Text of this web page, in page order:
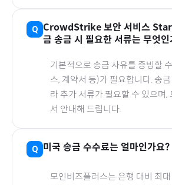
CrowdStrike 보안 서비스
금 송금 시 필요한 서류는 무엇인
기본적으로 송금 사유를 증빙할
스, 계약서 등)가 필요합니다. 송
라 추가 서류가 필요할 수 있으며,
서 안내해 드립니다.
미국 송금 수수료는 얼마인가요?
모인비즈플러스는 은행 대비 최